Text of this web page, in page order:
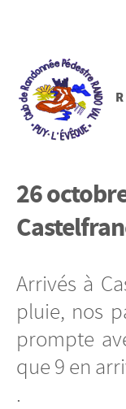
26
Arrivés à
pluie, nos
prompte
que 9 en
.